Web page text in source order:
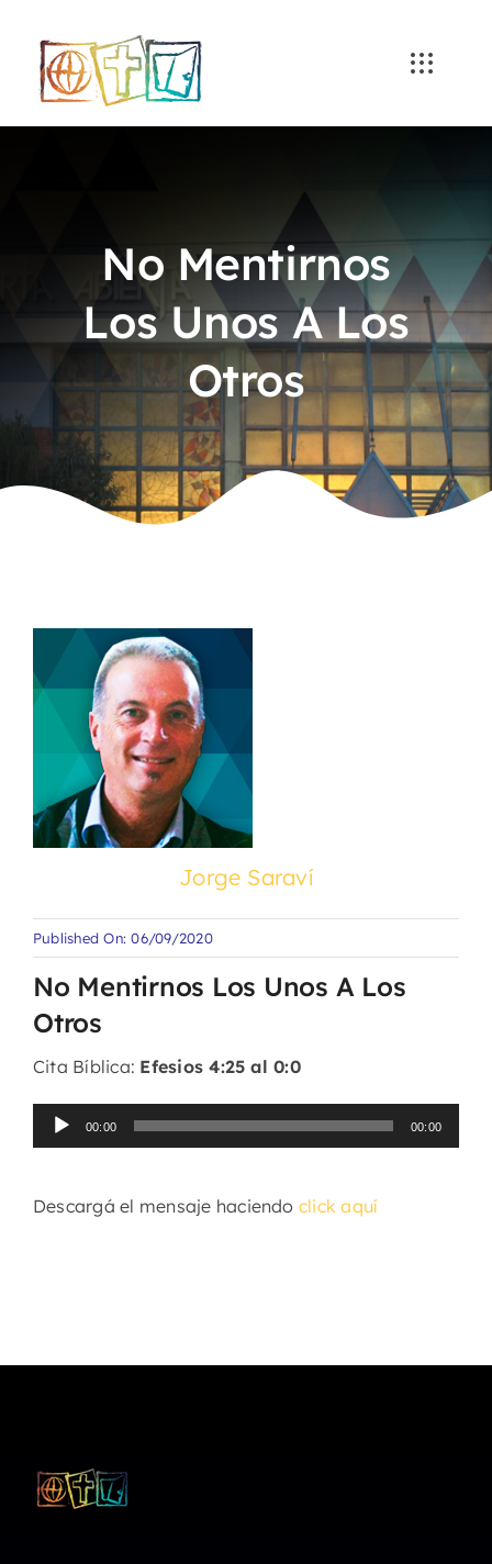
content
No Mentirnos
Los Unos A Los
Otros
Jorge Saraví
Published On: 06/09/2020
No Mentirnos Los Unos A Los
Otros
Cita Bíblica: Efesios 4:25 al 0:0
Reproductor
de
00:00 00:00
Descargá el mensaje haciendo click aquí